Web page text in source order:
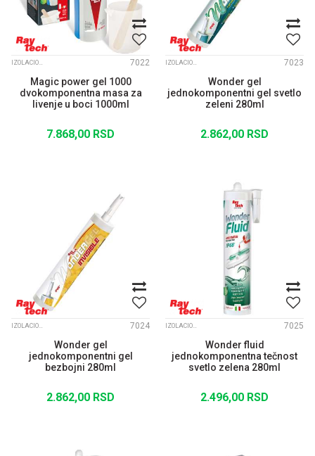
IZOLACIONI GELOVI I KONEKTORI 7022
Magic power gel 1000
dvokomponentna masa za
livenje u boci 1000ml
7.868,00 RSD
IZOLACIONI GELOVI I KONEKTORI 7023
Wonder gel
jednokomponentni gel svetlo
zeleni 280ml
2.862,00 RSD
IZOLACIONI GELOVI I KONEKTORI 7024
Wonder gel
jednokomponentni gel
bezbojni 280ml
2.862,00 RSD
IZOLACIONI GELOVI I KONEKTORI 7025
Wonder fluid
jednokomponentna tečnost
svetlo zelena 280ml
2.496,00 RSD